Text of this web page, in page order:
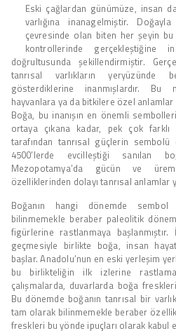
Eski çağlardan günümüze, insan
varlığına inanagelmiştir.
çevresinde olan biten her şeyin bu
kontrollerinde gerçekleştiğine
doğrultusunda şekillendirmiştir.
tanrısal varlıkların yeryüzünde
gösterdiklerine inanmışlardır. Bu
hayvanlara ya da bitkilere özel anlamlar
Boğa, bu inanışın en önemli
ortaya çıkana kadar, pek çok
tarafından tanrısal güçlerin
4500’lerde evcilleştiği sanılan
Mezopotamya’da gücün ve
özelliklerinden dolayı tanrısal anlamlar
Boğanın hangi dönemde
bilinmemekle beraber paleolitik
figürlerine rastlanmaya
geçmesiyle birlikte boğa, insan
başlar. Anadolu’nun en eski yerleşim
bu birlikteliğin ilk izlerine
çalışmalarda, duvarlarda boğa
Bu dönemde boğanın tanrısal bir
tam olarak bilinmemekle beraber
freskleri bu yönde ipuçları olarak kabul